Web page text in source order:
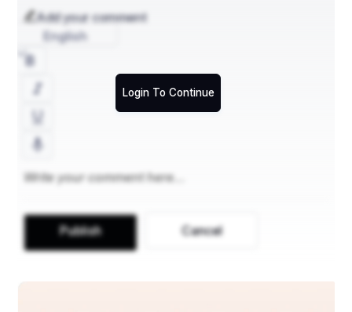
राजा सुबाहु का अपने भाई तथा पुत्रों सहित युद्ध हेतु आना तथा सेना
का क्रौञ्च-व्यूह निर्माण राजा सुबाहु का अपने भाई तथा पुत्रों सहित
युद्ध हेतु आना,
Add your comment
Login To Continue
English
Publish Cancel